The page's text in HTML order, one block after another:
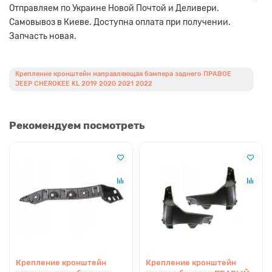
Отправляем по Украине Новой Почтой и Деливери.
Самовывоз в Киеве. Доступна оплата при получении.
Запчасть новая.
Крепление кронштейн направляющая бампера заднего ПРАВОЕ
JEEP CHEROKEE KL 2019 2020 2021 2022
Рекомендуем посмотреть
Крепление кронштейн
Крепление кронштейн